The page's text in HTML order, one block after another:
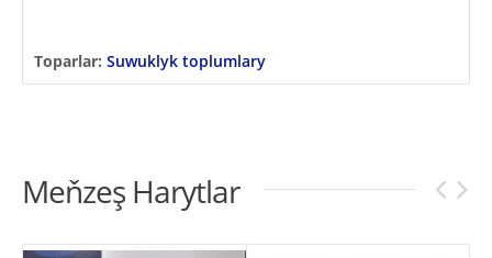
Toparlar: Suwuklyk toplumlary
Meňzeş Harytlar